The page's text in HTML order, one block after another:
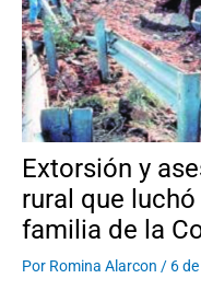
Extorsión y
rural que
familia de la
Por Romina Alarcon / 6